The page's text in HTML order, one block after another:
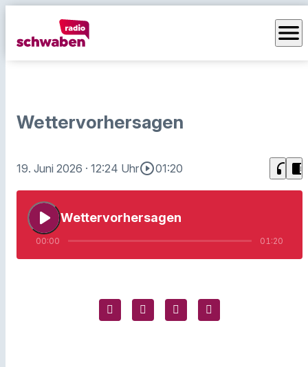
menu
Wettervorhersagen
19. Juni 2026 · 12:24 Uhrplay_circle_outline01:20 headphones chrome_reader_mode
play_arrow Wettervorhersagen
00:00 01:20